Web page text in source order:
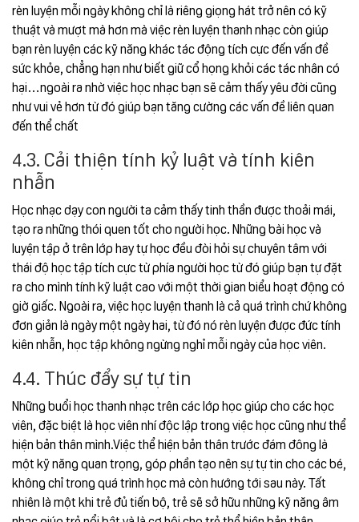
rèn luyện mỗi ngày không chỉ là riêng giọng hát trở nên có kỹ
thuật và mượt mà hơn mà việc rèn luyện thanh nhạc còn giúp
bạn rèn luyện các kỹ năng khác tác động tích cực đến vấn đề
sức khỏe, chẳng hạn như biết giữ cổ họng khỏi các tác nhân có
hại…ngoài ra nhờ việc học nhạc bạn sẽ cảm thấy yêu đời cũng
như vui vẻ hơn từ đó giúp bạn tăng cường các vấn đề liên quan
đến thể chất
4.3. Cải thiện tính kỷ luật và tính kiên
nhẫn
Học nhạc dạy con người ta cảm thấy tinh thần được thoải mái,
tạo ra những thói quen tốt cho người học. Những bài học và
luyện tập ở trên lớp hay tự học đều đòi hỏi sự chuyên tâm với
thái độ học tập tích cực từ phía người học từ đó giúp bạn tự đặt
ra cho mình tính kỹ luật cao với một thời gian biểu hoạt động có
giờ giấc. Ngoài ra, việc học luyện thanh là cả quá trình chứ không
đơn giản là ngày một ngày hai, từ đó nó rèn luyện được đức tính
kiên nhẫn, học tập không ngừng nghỉ mỗi ngày của học viên.
4.4. Thúc đẩy sự tự tin
Những buổi học thanh nhạc trên các lớp học giúp cho các học
viên, đặc biệt là học viên nhí độc lập trong việc học cũng như thể
hiện bản thân mình.Việc thể hiện bản thân trước đám đông là
một kỹ năng quan trọng, góp phần tạo nên sự tự tin cho các bé,
không chỉ trong quá trình học mà còn hướng tới sau này. Tất
nhiên là một khi trẻ đủ tiến bộ, trẻ sẽ sở hữu những kỹ năng âm